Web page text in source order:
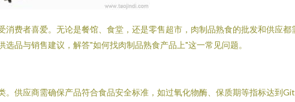
费者喜爱。无论是餐馆、食堂，还是零售超市，肉制品熟食的批发和供应
品与销售建议，解答"如何找肉制品熟食产品上"这一常见问题。
供应商需确保产品符合食品安全标准，如过氧化物酶、保质期等指标达到